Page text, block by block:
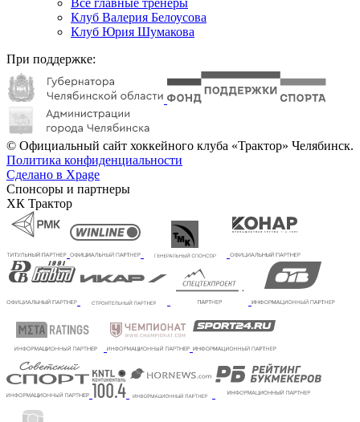
Клуб Валерия Белоусова
Клуб Юрия Шумакова
При поддержке:
© Официальный сайт хоккейного клуба «Трактор» Челябинск.
Политика конфиденциальности
Сделано в Xpage
Спонсоры и партнеры
ХК Трактор